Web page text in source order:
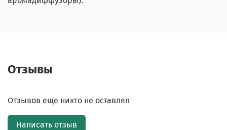
Отзывы
Отзывов еще никто не оставлял
Написать отзыв